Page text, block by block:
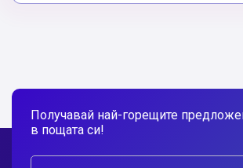
Получавай най-горещите
в пощата си!